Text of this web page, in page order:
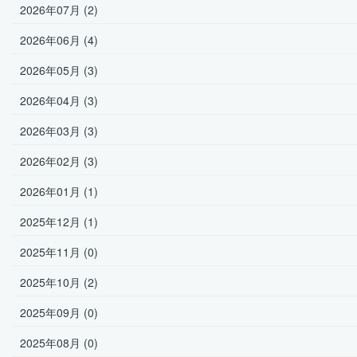
2026年07月 (2)
2026年06月 (4)
2026年05月 (3)
2026年04月 (3)
2026年03月 (3)
2026年02月 (3)
2026年01月 (1)
2025年12月 (1)
2025年11月 (0)
2025年10月 (2)
2025年09月 (0)
2025年08月 (0)